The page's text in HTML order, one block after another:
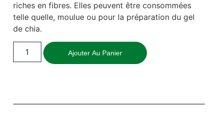
riches en fibres. Elles peuvent être consommées
telle quelle, moulue ou pour la préparation du gel
de chia.
Ajouter Au Panier